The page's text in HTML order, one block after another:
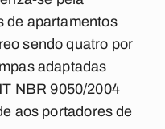
de apartamentos
sendo quatro por
adaptadas
NBR 9050/2004
aos portadores de